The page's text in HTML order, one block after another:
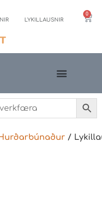
LYKILLAUSNIR
0
/